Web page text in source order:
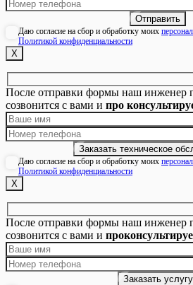
Даю согласие на сбор и обработку моих
Политикой конфиденциальности
Х
После отправки формы наш инженер
созвонится с вами и про
Даю согласие на сбор и обработку моих
Политикой конфиденциальности
Х
После отправки формы наш инженер
созвонится с вами и